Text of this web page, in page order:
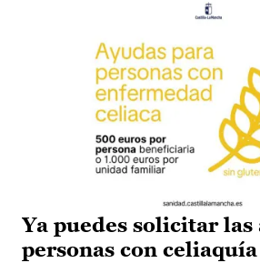
Ya puedes solicitar las
personas con celiaquía